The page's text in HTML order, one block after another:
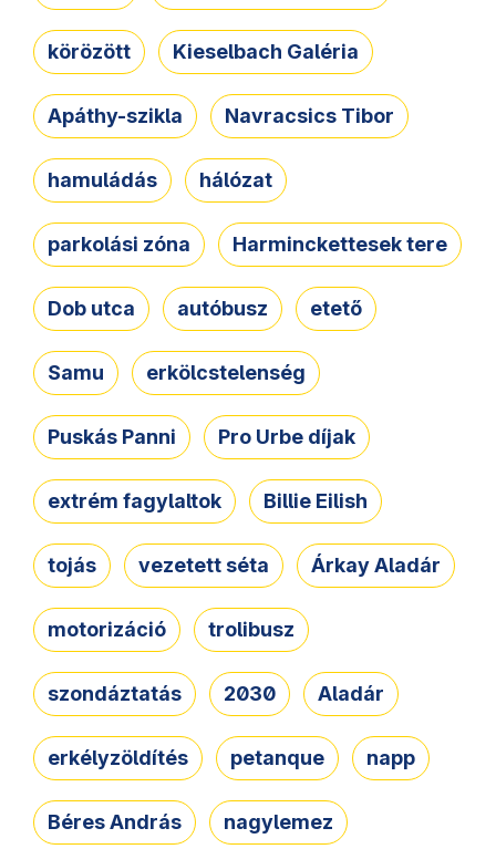
körözött Kieselbach Galéria
Apáthy-szikla Navracsics Tibor
hamuládás hálózat
parkolási zóna Harminckettesek tere
Dob utca autóbusz etető
Samu erkölcstelenség
Puskás Panni Pro Urbe díjak
extrém fagylaltok Billie Eilish
tojás vezetett séta Árkay Aladár
motorizáció trolibusz
szondáztatás 2030 Aladár
erkélyzöldítés petanque napp
Béres András nagylemez